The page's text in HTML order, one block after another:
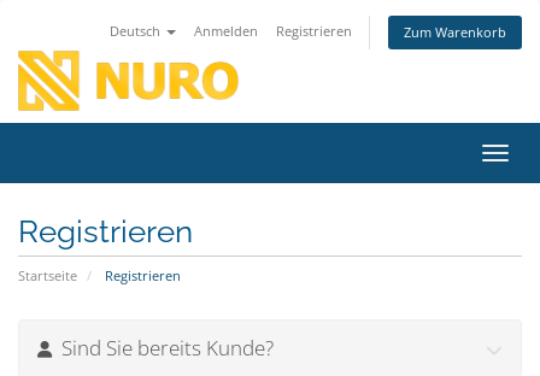
Deutsch Anmelden Registrieren Zum Warenkorb
Registrieren
Startseite Registrieren
Sind Sie bereits Kunde?